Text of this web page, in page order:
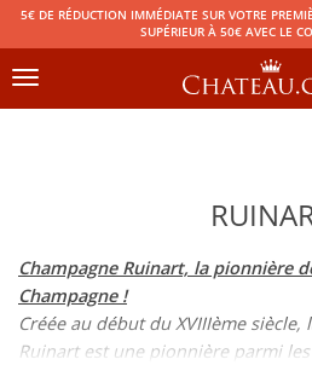
5€ DE RÉDUCTION IMMÉDIATE SUR VOTRE
SUPÉRIEUR À 50€ AVEC LE
Toggle
Champagne Ruinart, la pionnière
Champagne !
Créée au début du XVIIIème
Ruinart est une pionnière parmi